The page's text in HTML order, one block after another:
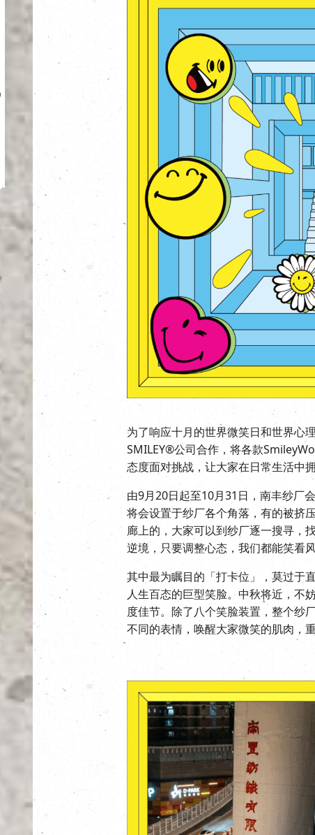
为了响应十月的世界微笑日和世界心
SMILEY®公司合作，将各款
态度面对挑战，让大家在日常生活中
由9月20日起至10月31日，南丰纱厂
将会设置于纱厂各个角落，有的被挤
廊上的，大家可以到纱厂逐一搜寻，
逆境，只要调整心态，我们都能笑看风
其中最为瞩目的「打卡位」，莫过于
人生百态的巨型笑脸。中秋将近，不
度佳节。除了八个笑脸装置，整个
不同的表情，唤醒大家微笑的肌肉，